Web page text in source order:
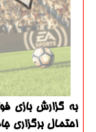
به گزارش بازی
احتمال برگزاری